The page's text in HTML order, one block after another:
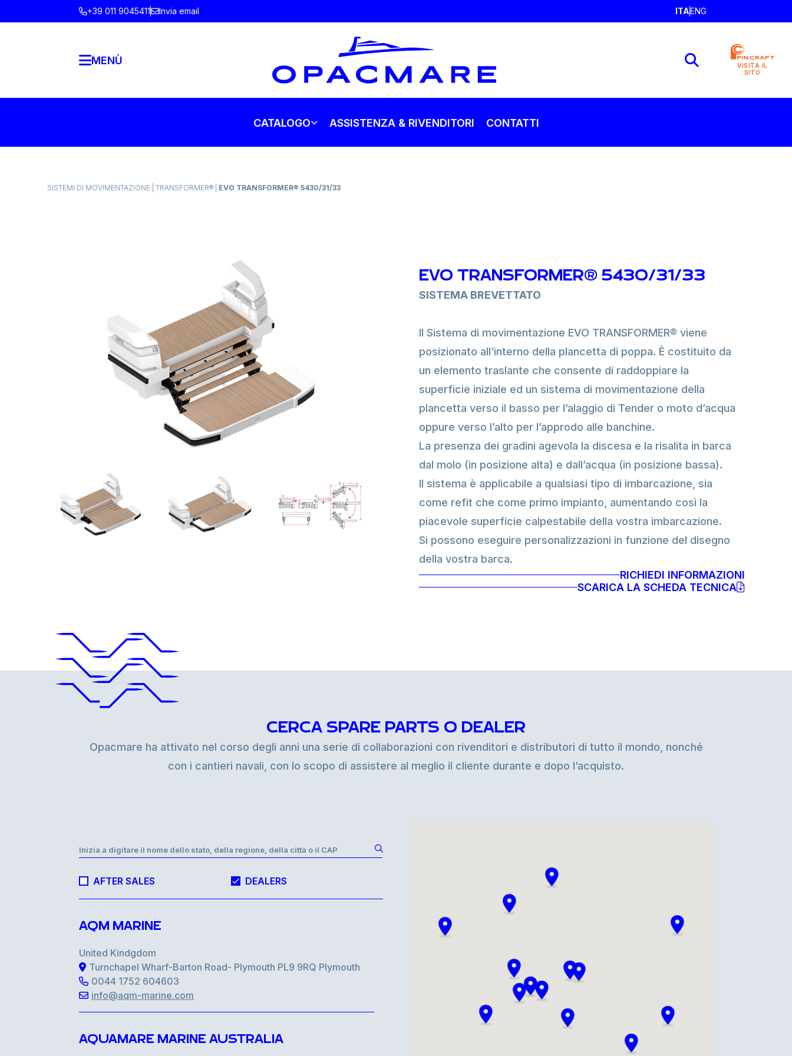
+39 011 9045411 Invia email ITAENG
MENÙ
VISITA IL
SITO
CATALOGO ASSISTENZA & RIVENDITORI CONTATTI
SISTEMI DI MOVIMENTAZIONE TRANSFORMER® EVO TRANSFORMER® 5430/31/33
EVO TRANSFORMER® 5430/31/33
SISTEMA BREVETTATO
Il Sistema di movimentazione EVO TRANSFORMER® viene
posizionato all’interno della plancetta di poppa. È costituito da
un elemento traslante che consente di raddoppiare la
superficie iniziale ed un sistema di movimentazione della
plancetta verso il basso per l’alaggio di Tender o moto d’acqua
oppure verso l’alto per l’approdo alle banchine.
La presenza dei gradini agevola la discesa e la risalita in barca
dal molo (in posizione alta) e dall’acqua (in posizione bassa).
Il sistema è applicabile a qualsiasi tipo di imbarcazione, sia
come refit che come primo impianto, aumentando così la
piacevole superficie calpestabile della vostra imbarcazione.
Si possono eseguire personalizzazioni in funzione del disegno
della vostra barca.
RICHIEDI INFORMAZIONI
SCARICA LA SCHEDA TECNICA
CERCA SPARE PARTS O DEALER
Opacmare ha attivato nel corso degli anni una serie di collaborazioni con rivenditori e distributori di tutto il mondo, nonché
con i cantieri navali, con lo scopo di assistere al meglio il cliente durante e dopo l’acquisto.
Inizia a digitare il nome dello stato, della regione, della città o il CAP
AFTER SALES DEALERS
AQM MARINE
United Kindgdom
Turnchapel Wharf-Barton Road- Plymouth PL9 9RQ Plymouth
0044 1752 604603
info@aqm-marine.com
AQUAMARE MARINE AUSTRALIA